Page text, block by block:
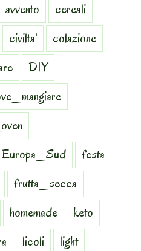
avvento
cereali
civilta'
colazione
DIY
Europa_Sud
festa
frutta_secca
homemade
keto
licoli
light